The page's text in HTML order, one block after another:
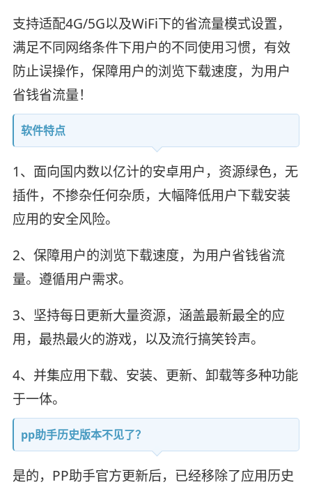
支持适配4G/5G以及WiFi下的省流量模式设置，
满足不同网络条件下用户的不同使用习惯，有效
防止误操作，保障用户的浏览下载速度，为用户
省钱省流量！
软件特点
1、面向国内数以亿计的安卓用户，资源绿色，无
插件，不掺杂任何杂质，大幅降低用户下载安装
应用的安全风险。
2、保障用户的浏览下载速度，为用户省钱省流
量。遵循用户需求。
3、坚持每日更新大量资源，涵盖最新最全的应
用，最热最火的游戏，以及流行搞笑铃声。
4、并集应用下载、安装、更新、卸载等多种功能
于一体。
pp助手历史版本不见了？
是的，PP助手官方更新后，已经移除了应用历史